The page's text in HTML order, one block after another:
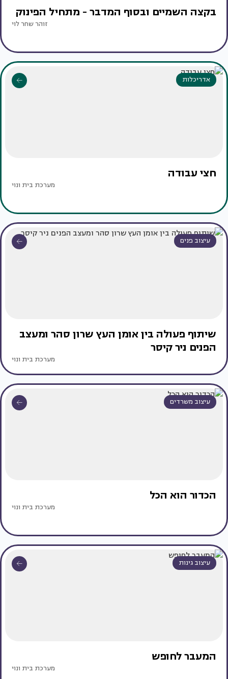
בקצה השמיים ובסוף המדבר - מתחיל הפינוק
זוהר שחר לוי
אדריכלות
חצי עבודה
מערכת בית ונוי
עיצוב פנים
שיתוף פעולה בין אומן העץ שרון סהר ומעצב
הפנים ניר קיסר
מערכת בית ונוי
עיצוב משרדים
הכדור הוא הכל
מערכת בית ונוי
עיצוב גינות
המעבר לחופש
מערכת בית ונוי